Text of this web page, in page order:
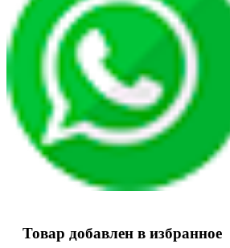
Товар добавлен в избранное